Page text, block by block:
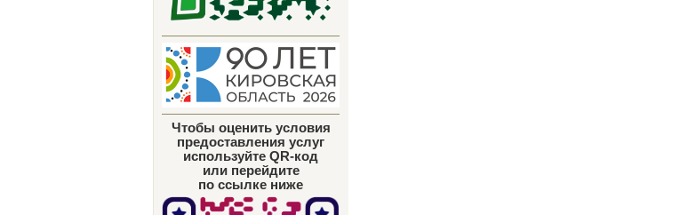
Чтобы оценить условия
предоставления услуг
используйте QR-код
или перейдите
по ссылке ниже